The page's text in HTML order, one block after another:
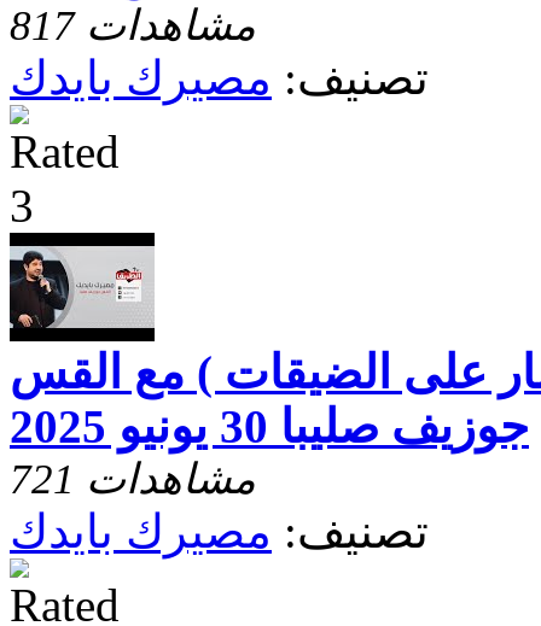
817 مشاهدات
تصنيف: مصيرك بايدك
على الضيقات ) مع القس
جوزيف صليبا 30 يونيو 2025
721 مشاهدات
تصنيف: مصيرك بايدك